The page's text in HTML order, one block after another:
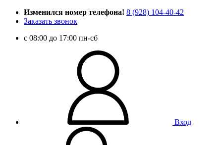
Изменился номер телефона! 8 (928) 104-40-42
Заказать звонок
c 08:00 до 17:00 пн-сб
Вход